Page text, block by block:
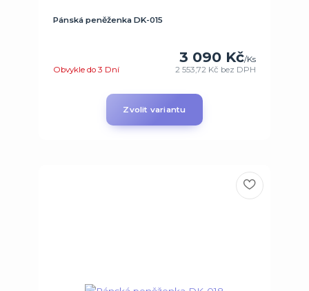
Pánská peněženka DK-015
3 090 Kč/Ks
2 553,72 Kč bez DPH
Obvykle do 3 Dní
Zvolit variantu